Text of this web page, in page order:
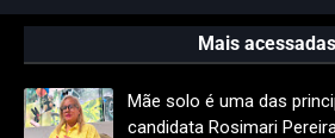
Mais acessadas
Mãe solo é uma das
candidata Rosimari